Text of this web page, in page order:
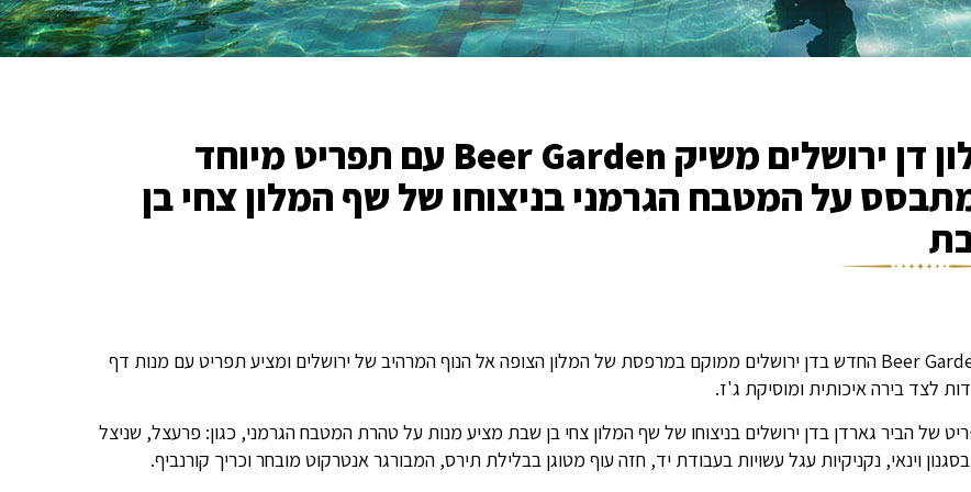
מלון דן ירושלים משיק Beer Garden עם תפריט מיוחד
על המטבח הגרמני בניצוחו של שף המלון צחי בן
ה-Beer Garden החדש בדן ירושלים ממוקם במרפסת של המלון הצופה אל הנוף המרהיב של ירושלים ומציע תפריט עם מנות דף
לצד בירה איכותית ומוסיקת ג'ז.
של הביר גארדן בדן ירושלים בניצוחו של שף המלון צחי בן שבת מציע מנות על טהרת המטבח הגרמני, כגון: פרעצל, שניצל
וינאי, נקניקיות עגל עשויות בעבודת יד, חזה עוף מטוגן בבלילת תירס, המבורגר אנטרקוט מובחר וכריך קורנביף.